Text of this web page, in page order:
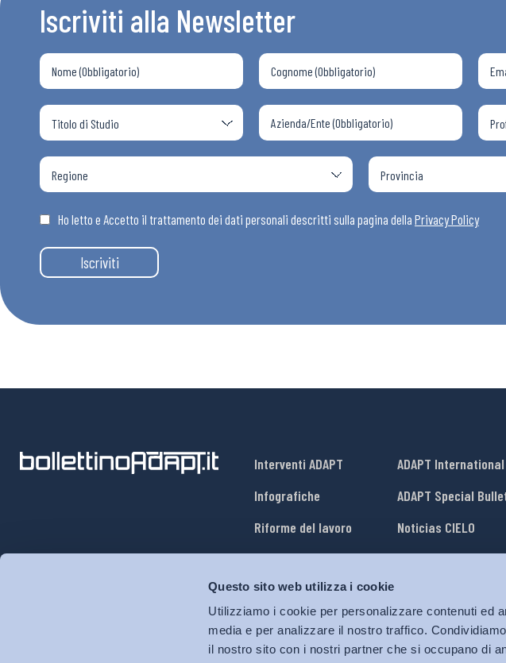
Questo sito web utilizza i cookie
Utilizziamo i cookie per personalizzare contenuti ed
media e per analizzare il nostro traffico.
il nostro sito con i nostri partner che si occupano di
Iscriviti alla Newsletter
Ho letto e Accetto il trattamento dei dati personali descritti sulla pagina della Privacy Policy
Iscriviti
Interventi ADAPT
Infografiche
Riforme del lavoro
Mercato del lavoro
Relazioni industriali
Salute e sicurezza
Welfare
ADAPT
ADAPT Special
Noticias CIELO